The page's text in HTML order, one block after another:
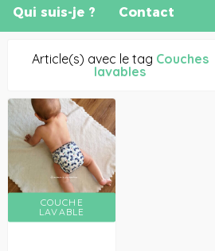
Qui suis-je ? Contact
Article(s) avec le tag Couches
lavables
COUCHE
LAVABLE